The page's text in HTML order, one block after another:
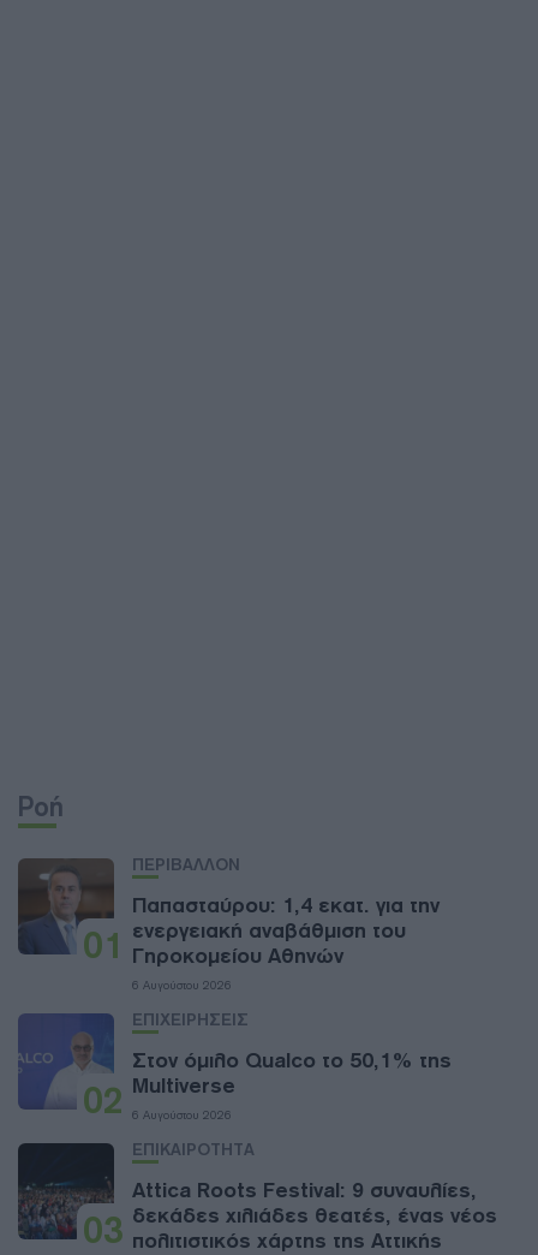
Ροή
01
ΠΕΡΙΒΑΛΛΟΝ
Παπασταύρου: 1,4 εκατ. για την
ενεργειακή αναβάθμιση του
Γηροκομείου Αθηνών
6 Αυγούστου 2026
02
ΕΠΙΧΕΙΡΗΣΕΙΣ
Στον όμιλο Qualco το 50,1% της
Multiverse
6 Αυγούστου 2026
03
ΕΠΙΚΑΙΡΟΤΗΤΑ
Attica Roots Festival: 9 συναυλίες,
δεκάδες χιλιάδες θεατές, ένας νέος
πολιτιστικός χάρτης της Αττικής